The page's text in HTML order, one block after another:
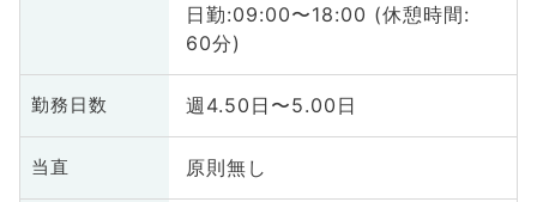
日勤:09:00〜18:00 (休憩時間:
60分)
勤務日数 週4.50日〜5.00日
当直 原則無し